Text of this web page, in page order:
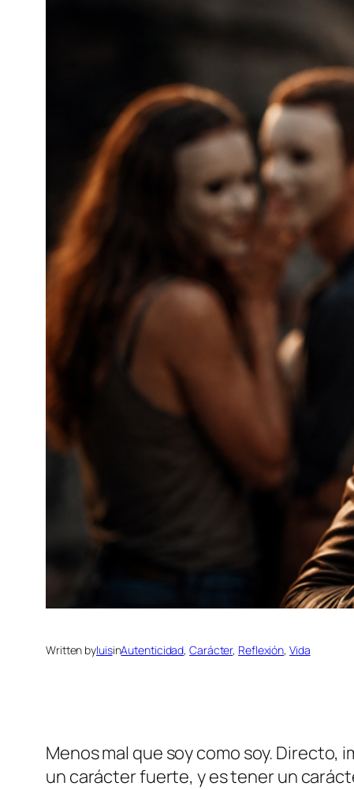
Written byluisinAutenticidad, Carácter, Reflexión, Vida
Menos mal que soy como soy.
un carácter fuerte, y es tener un